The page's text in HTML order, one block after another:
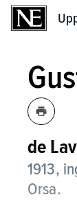
de
1913,
Orsa.